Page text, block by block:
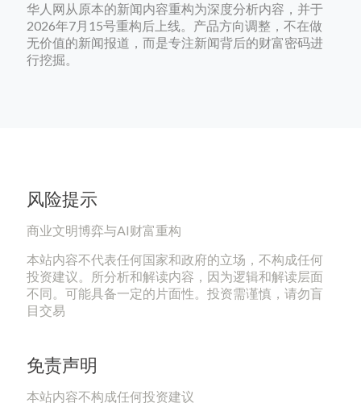
华人网从原本的新闻内容重构为深度分析内容，并于
2026年7月15号重构后上线。产品方向调整，不在做
无价值的新闻报道，而是专注新闻背后的财富密码进
行挖掘。
风险提示
商业文明博弈与AI财富重构
本站内容不代表任何国家和政府的立场，不构成任何
投资建议。所分析和解读内容，因为逻辑和解读层面
不同。可能具备一定的片面性。投资需谨慎，请勿盲
目交易
免责声明
本站内容不构成任何投资建议